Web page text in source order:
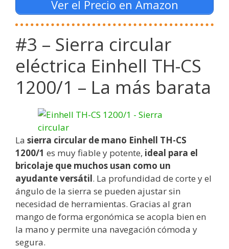
Ver el Precio en Amazon
#3 – Sierra circular
eléctrica Einhell TH-CS
1200/1 – La más barata
La sierra circular de mano Einhell TH-CS
1200/1 es muy fiable y potente, ideal para el
bricolaje que muchos usan como un
ayudante versátil. La profundidad de corte y el
ángulo de la sierra se pueden ajustar sin
necesidad de herramientas. Gracias al gran
mango de forma ergonómica se acopla bien en
la mano y permite una navegación cómoda y
segura.